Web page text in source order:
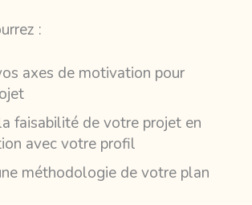
:
axes de motivation pour
faisabilité de votre projet en
avec votre profil
méthodologie de votre plan